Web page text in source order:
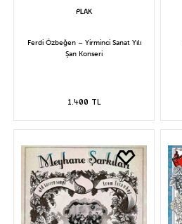
Ferdi Özbeğen – Yirminci Sanat Yılı
Şan Konseri
1.400 TL